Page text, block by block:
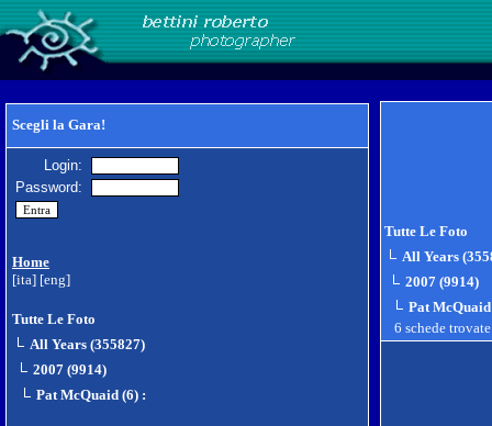
Scegli la Gara!
Login:
Password:
Home
[ita] [eng]
Tutte Le Foto
All Years (355827)
2007 (9914)
Pat McQuaid (6) :
Tutte Le Foto
All Years
2007 (9914)
Pat
6 schede